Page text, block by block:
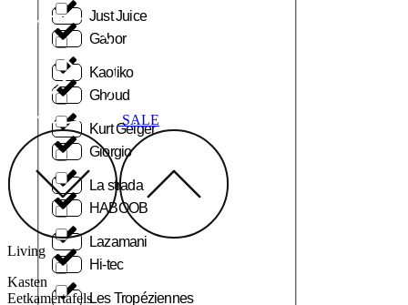
Just Juice
Kaotiko
Kurt Geiger
La strada
Lazamani
Les Tropéziennes
Gabor
Ghoud
Giorgio
HABOOB
Hi-tec
SALE
Living
Kasten
Eetkamertafels